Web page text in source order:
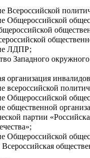
Всероссийской
Общероссийской
ЛДПР;
Западного
организация
всероссийской
Общероссийской
общественной
партии
Общероссийской
Всероссийская